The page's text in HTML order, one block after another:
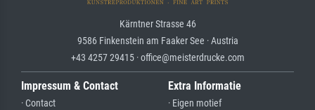
Kärntner Strasse 46
9586 Finkenstein am Faaker See · Austria
+43 4257 29415 · office@meisterdrucke.com
Impressum & Contact
· Contact
Extra Informatie
· Eigen motief